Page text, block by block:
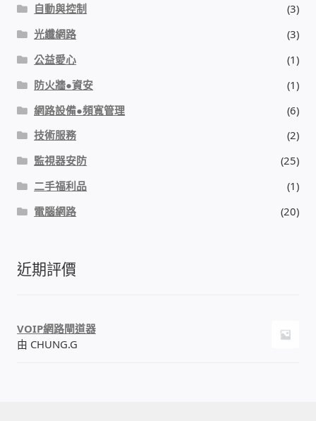
自動與控制
(3)
光纖網路
(3)
公益愛心
(1)
防火牆●資安
(1)
網路設備●頻寬管理
(6)
技術服務
(2)
監視器安防
(25)
二手福利品
(1)
電腦網路
(20)
近期評價
VOIP網路閘道器
由 CHUNG.G